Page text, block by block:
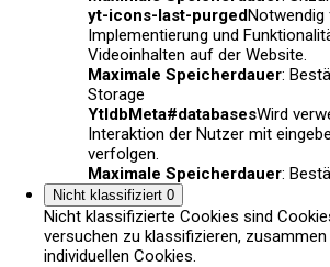
yt-icons-last-purgedNotwendig
Implementierung und
Videoinhalten auf der Website.
Maximale Speicherdauer:
Storage
YtIdbMeta#databasesWird
Interaktion der Nutzer mit
verfolgen.
Maximale Speicherdauer:
Nicht klassifiziert 0
Nicht klassifizierte Cookies sind
versuchen zu klassifizieren,
individuellen Cookies.